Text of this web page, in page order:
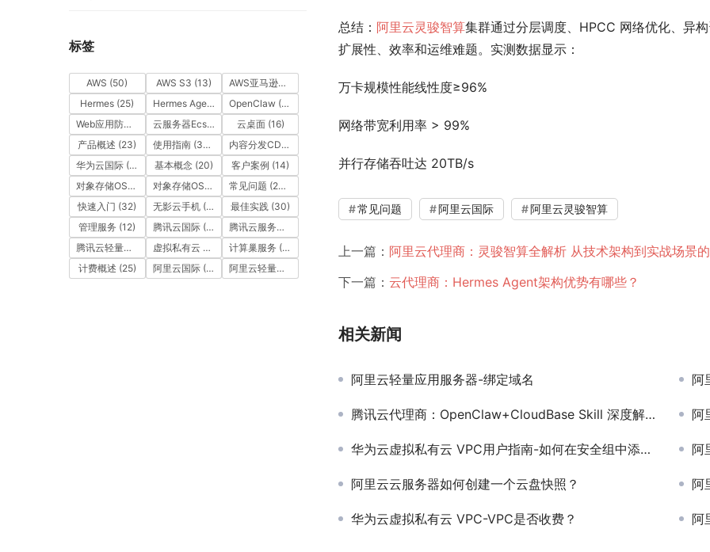
总结： 阿里云灵骏智算集群通过分层调度、HPCC 网络优化、异
扩展性、效率和运维难题。实测数据显示：
万卡规模性能线性度≥96%
网络带宽利用率 > 99%
并行存储吞吐达 20TB/s
常见问题 阿里云国际 阿里云灵骏智算
上一篇： 阿里云代理商：灵骏智算全解析 从技术架构到实战场景
下一篇： 云代理商：Hermes Agent架构优势有哪些？
相关新闻
阿里云轻量应用服务器-绑定域名 阿
腾讯云代理商：OpenClaw+CloudBase Skill 深度解析 如何实现零代码全自动开发与部署？ 阿
华为云虚拟私有云 VPC用户指南-如何在安全组中添加或移出实例？ 阿
阿里云云服务器如何创建一个云盘快照？ 阿
华为云虚拟私有云 VPC-VPC是否收费？ 阿
标签
AWS (50) AWS S3 (13) AWS亚马逊云
Hermes (25) Hermes Agent (25)OpenClaw (55)
Web应用防火墙（WAF）
(14) 云服务器Ecs
(39) 云桌面(16)
产品概述 (23) 使用指南(336) 内容分发CDN
华为云国际 (163) 基本概念(20) 客户案例 (14)
对象存储OSS(15) 对象存储OSS(12)常见问题 (257)
快速入门 (32) 无影云手机(17) 最佳实践 (30)
管理服务 (12) 腾讯云国际(111) 腾讯云服务器
腾讯云轻量应用服务器
(30) 虚拟私有云 VPC (126)
计算巢服务 (68)
计费概述 (25) 阿里云国际(526) 阿里云轻量应用服务器 SAS